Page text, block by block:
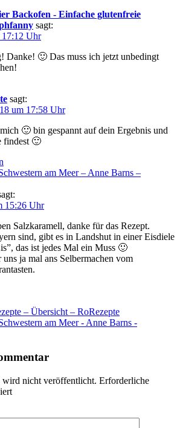
Backofen - Einfache glutenfreie
sagt:
Uhr
Danke! 🙂 Das muss ich jetzt unbedingt
sagt:
um 17:58 Uhr
🙂 bin gespannt auf dein Ergebnis und
findest 🙂
am Meer – Anne Barns –
15:26 Uhr
Salzkaramell, danke für das Rezept.
sind, gibt es in Landshut in einer Eisdiele
das ist jedes Mal ein Muss 🙂
ja mal ans Selbermachen vom
– Übersicht – RoRezepte
am Meer - Anne Barns -
nicht veröffentlicht. Erforderliche